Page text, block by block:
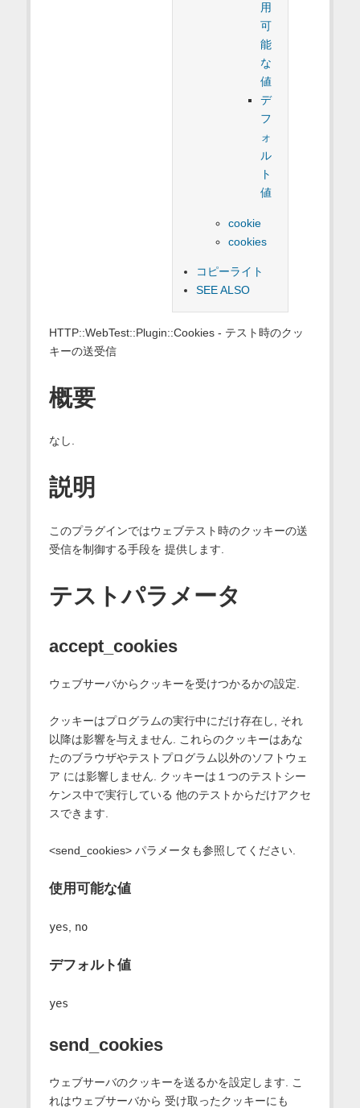
用
可
能
な
値
デ
フ
ォ
ル
ト
値
cookie
cookies
コピーライト
SEE ALSO
HTTP::WebTest::Plugin::Cookies - テスト時のクッ
キーの送受信
概要
なし.
説明
このプラグインではウェブテスト時のクッキーの送
受信を制御する手段を 提供します.
テストパラメータ
accept_cookies
ウェブサーバからクッキーを受けつかるかの設定.
クッキーはプログラムの実行中にだけ存在し, それ
以降は影響を与えません. これらのクッキーはあな
たのブラウザやテストプログラム以外のソフトウェ
ア には影響しません. クッキーは１つのテストシー
ケンス中で実行している 他のテストからだけアクセ
スできます.
<send_cookies> パラメータも参照してください.
使用可能な値
yes no
デフォルト値
yes
send_cookies
ウェブサーバのクッキーを送るかを設定します. こ
れはウェブサーバから 受け取ったクッキーにも